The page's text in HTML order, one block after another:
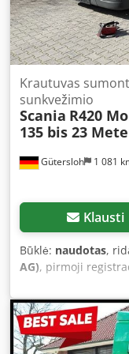
Gütersloh 1 081
Krautuvas
sunkvežimio
Scania R420
135 bis 23
Klausti
Būklė: naudotas,
AG), pirmoji
kg, bendras svoris:
bazė:5 300 mm,
stabdymas, spalva:
kabina, pavaros